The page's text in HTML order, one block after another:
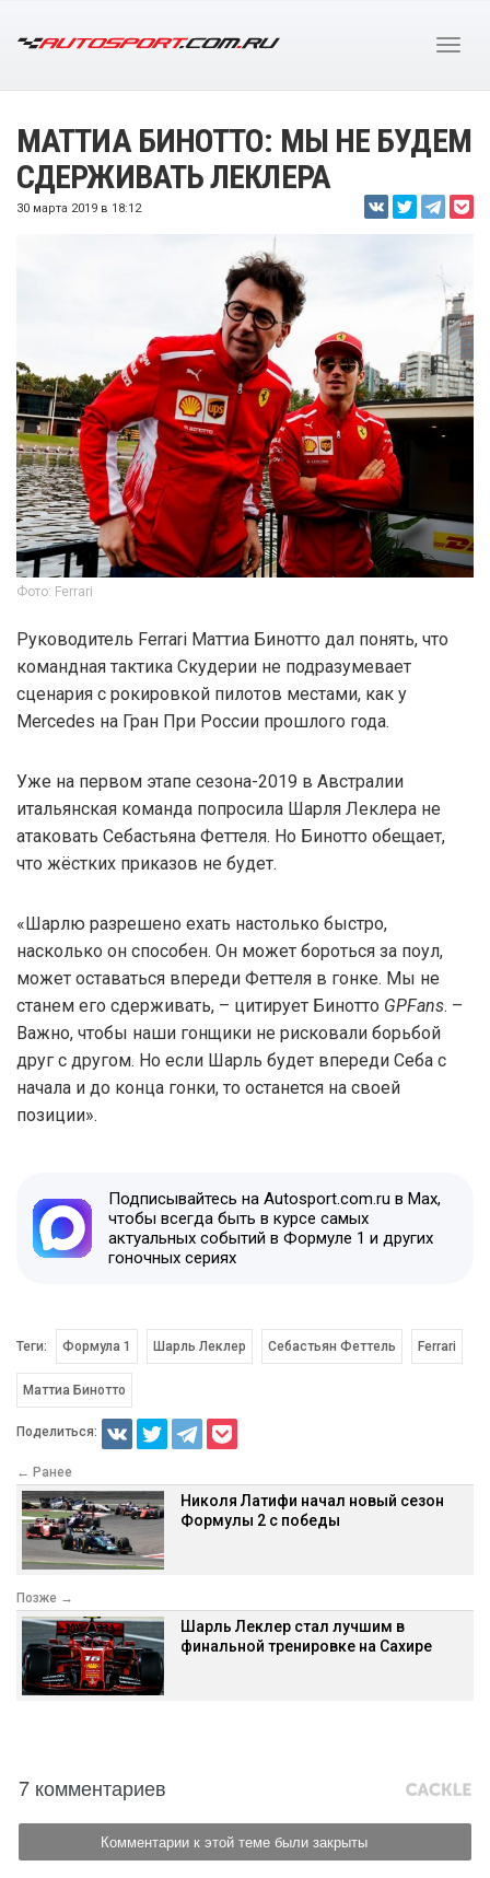
МАТТИА БИНОТТО: МЫ НЕ БУДЕМ
СДЕРЖИВАТЬ ЛЕКЛЕРА
30 марта 2019 в 18:12
Фото: Ferrari
Руководитель Ferrari Маттиа Бинотто дал понять, что
командная тактика Скудерии не подразумевает
сценария с рокировкой пилотов местами, как у
Mercedes на Гран При России прошлого года.
Уже на первом этапе сезона-2019 в Австралии
итальянская команда попросила Шарля Леклера не
атаковать Себастьяна Феттеля. Но Бинотто обещает,
что жёстких приказов не будет.
«Шарлю разрешено ехать настолько быстро,
насколько он способен. Он может бороться за поул,
может оставаться впереди Феттеля в гонке. Мы не
станем его сдерживать, – цитирует Бинотто GPFans. –
Важно, чтобы наши гонщики не рисковали борьбой
друг с другом. Но если Шарль будет впереди Себа с
начала и до конца гонки, то останется на своей
позиции».
Подписывайтесь на Autosport.com.ru в Max,
чтобы всегда быть в курсе самых
актуальных событий в Формуле 1 и других
гоночных сериях
Теги: Формула 1 Шарль Леклер Себастьян Феттель Ferrari
Маттиа Бинотто
Поделиться:
← Ранее
Николя Латифи начал новый сезон
Формулы 2 с победы
Позже →
Шарль Леклер стал лучшим в
финальной тренировке на Сахире
7 комментариев
Комментарии к этой теме были закрыты